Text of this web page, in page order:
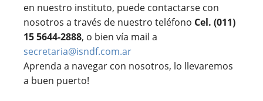
en nuestro instituto, puede contactarse con
nosotros a través de nuestro teléfono Cel. (011)
15 5644-2888, o bien vía mail a
secretaria@isndf.com.ar
Aprenda a navegar con nosotros, lo llevaremos
a buen puerto!